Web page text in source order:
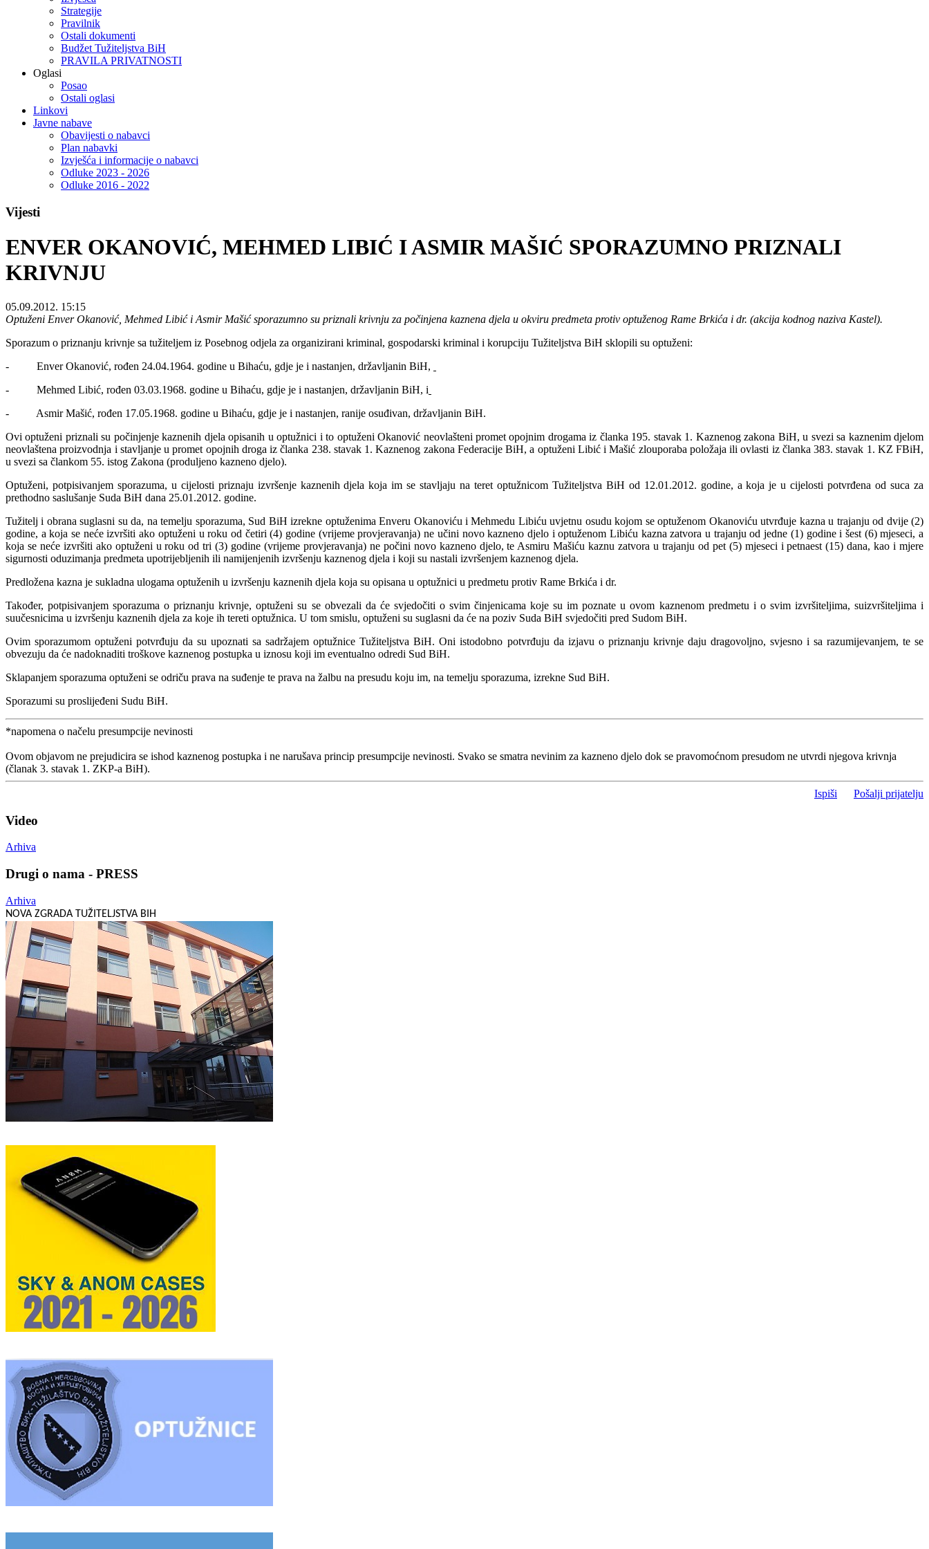
Strategije
Pravilnik
Ostali dokumenti
Budžet Tužiteljstva BiH
PRAVILA PRIVATNOSTI
Oglasi
Posao
Ostali oglasi
Linkovi
Javne nabave
Obavijesti o nabavci
Plan nabavki
Izvješća i informacije o nabavci
Odluke 2023 - 2026
Odluke 2016 - 2022
Vijesti
ENVER OKANOVIĆ, MEHMED LIBIĆ I ASMIR MAŠIĆ SPORAZUMNO PRIZNALI
KRIVNJU
05.09.2012. 15:15
Optuženi Enver Okanović, Mehmed Libić i Asmir Mašić sporazumno su priznali krivnju za počinjena kaznena djela u okviru predmeta protiv optuženog Rame Brkića i dr. (akcija kodnog naziva Kastel).
Sporazum o priznanju krivnje sa tužiteljem iz Posebnog odjela za organizirani kriminal, gospodarski kriminal i korupciju Tužiteljstva BiH sklopili su optuženi:
- Enver Okanović, rođen 24.04.1964. godine u Bihaću, gdje je i nastanjen, državljanin BiH,
- Mehmed Libić, rođen 03.03.1968. godine u Bihaću, gdje je i nastanjen, državljanin BiH, i
- Asmir Mašić, rođen 17.05.1968. godine u Bihaću, gdje je i nastanjen, ranije osuđivan, državljanin BiH.
Ovi optuženi priznali su počinjenje kaznenih djela opisanih u optužnici i to optuženi Okanović neovlašteni promet opojnim drogama iz članka 195. stavak 1. Kaznenog zakona BiH, u svezi sa kaznenim djelom
neovlaštena proizvodnja i stavljanje u promet opojnih droga iz članka 238. stavak 1. Kaznenog zakona Federacije BiH, a optuženi Libić i Mašić zlouporaba položaja ili ovlasti iz članka 383. stavak 1. KZ FBiH,
u svezi sa člankom 55. istog Zakona (produljeno kazneno djelo).
Optuženi, potpisivanjem sporazuma, u cijelosti priznaju izvršenje kaznenih djela koja im se stavljaju na teret optužnicom Tužiteljstva BiH od 12.01.2012. godine, a koja je u cijelosti potvrđena od suca za
prethodno saslušanje Suda BiH dana 25.01.2012. godine.
Tužitelj i obrana suglasni su da, na temelju sporazuma, Sud BiH izrekne optuženima Enveru Okanoviću i Mehmedu Libiću uvjetnu osudu kojom se optuženom Okanoviću utvrđuje kazna u trajanju od dvije (2)
godine, a koja se neće izvršiti ako optuženi u roku od četiri (4) godine (vrijeme provjeravanja) ne učini novo kazneno djelo i optuženom Libiću kazna zatvora u trajanju od jedne (1) godine i šest (6) mjeseci, a
koja se neće izvršiti ako optuženi u roku od tri (3) godine (vrijeme provjeravanja) ne počini novo kazneno djelo, te Asmiru Mašiću kaznu zatvora u trajanju od pet (5) mjeseci i petnaest (15) dana, kao i mjere
sigurnosti oduzimanja predmeta upotrijebljenih ili namijenjenih izvršenju kaznenog djela i koji su nastali izvršenjem kaznenog djela.
Predložena kazna je sukladna ulogama optuženih u izvršenju kaznenih djela koja su opisana u optužnici u predmetu protiv Rame Brkića i dr.
Također, potpisivanjem sporazuma o priznanju krivnje, optuženi su se obvezali da će svjedočiti o svim činjenicama koje su im poznate u ovom kaznenom predmetu i o svim izvršiteljima, suizvršiteljima i
suučesnicima u izvršenju kaznenih djela za koje ih tereti optužnica. U tom smislu, optuženi su suglasni da će na poziv Suda BiH svjedočiti pred Sudom BiH.
Ovim sporazumom optuženi potvrđuju da su upoznati sa sadržajem optužnice Tužiteljstva BiH. Oni istodobno potvrđuju da izjavu o priznanju krivnje daju dragovoljno, svjesno i sa razumijevanjem, te se
obvezuju da će nadoknaditi troškove kaznenog postupka u iznosu koji im eventualno odredi Sud BiH.
Sklapanjem sporazuma optuženi se odriču prava na suđenje te prava na žalbu na presudu koju im, na temelju sporazuma, izrekne Sud BiH.
Sporazumi su proslijeđeni Sudu BiH.
*napomena o načelu presumpcije nevinosti
Ovom objavom ne prejudicira se ishod kaznenog postupka i ne narušava princip presumpcije nevinosti. Svako se smatra nevinim za kazneno djelo dok se pravomoćnom presudom ne utvrdi njegova krivnja
(članak 3. stavak 1. ZKP-a BiH).
Ispiši Pošalji prijatelju
Video
Arhiva
Drugi o nama - PRESS
Arhiva
NOVA ZGRADA TUŽITELJSTVA BIH